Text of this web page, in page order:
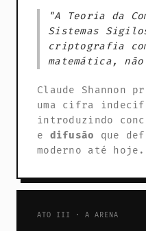
"A Teoria da
Sistemas
criptografia
matemática,
Claude Shannon
uma cifra
introduzindo
e difusão que
moderno até hoje.
ATO III · A ARENA